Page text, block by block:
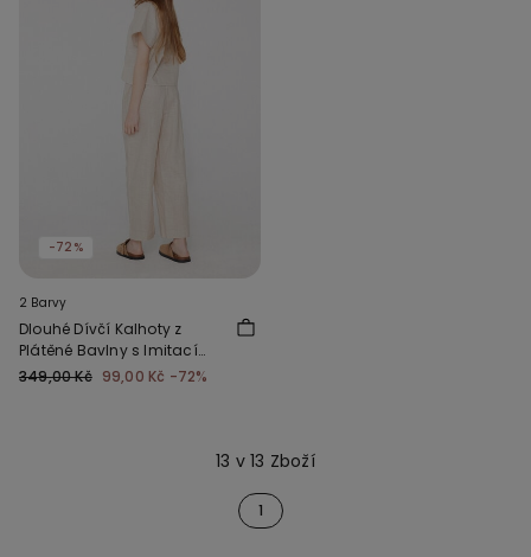
-72%
2 Barvy
Dlouhé Dívčí Kalhoty z
Plátěné Bavlny s Imitací
Lnu
349,00 Kč 99,00 Kč -72%
13 v 13 Zboží
1